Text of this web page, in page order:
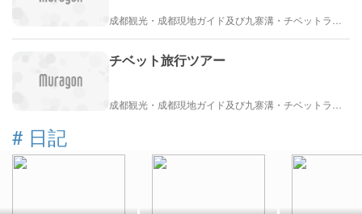
チベット旅行ツアー
# 日記